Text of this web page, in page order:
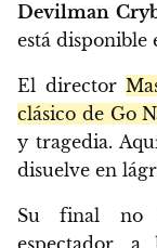
Devilman
está disponible
El director
clásico de Go
y tragedia.
disuelve en
Su final no